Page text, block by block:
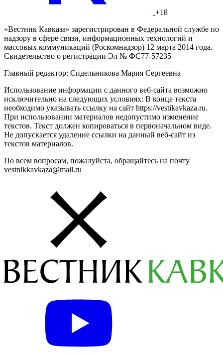
+18
«Вестник Кавказа» зарегистрирован в Федеральной службе по
надзору в сфере связи, информационных технологий и
массовых коммуникаций (Роскомнадзор) 12 марта 2014 года.
Свидетельство о регистрации Эл № ФС77-57235
Главный редактор: Сидельникова Мария Сергеевна
Использование информации с данного веб-сайта возможно
исключительно на следующих условиях: В конце текста
необходимо указывать ссылку на сайт https://vestikavkaza.ru.
При использовании материалов недопустимо изменение
текстов. Текст должен копироваться в первоначальном виде.
Не допускается удаление ссылки на данный веб-сайт из
текстов материалов.
По всем вопросам, пожалуйста, обращайтесь на почту
vestnikkavkaza@mail.ru